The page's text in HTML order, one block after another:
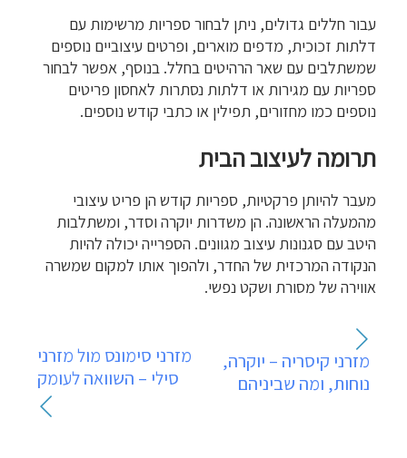
עבור חללים גדולים, ניתן לבחור ספריות מרשימות עם
דלתות זכוכית, מדפים מוארים, ופרטים עיצוביים נוספים
שמשתלבים עם שאר הרהיטים בחלל. בנוסף, אפשר לבחור
ספריות עם מגירות או דלתות נסתרות לאחסון פריטים
נוספים כמו מחזורים, תפילין או כתבי קודש נוספים.
תרומה לעיצוב הבית
מעבר להיותן פרקטיות, ספריות קודש הן פריט עיצובי
מהמעלה הראשונה. הן משדרות יוקרה וסדר, ומשתלבות
היטב עם סגנונות עיצוב מגוונים. הספרייה יכולה להיות
הנקודה המרכזית של החדר, ולהפוך אותו למקום שמשרה
אווירה של מסורת ושקט נפשי.
ניווט
מזרני קיסריה – יוקרה,
נוחות, ומה שביניהם
מזרני סימונס מול מזרני
סילי – השוואה לעומק